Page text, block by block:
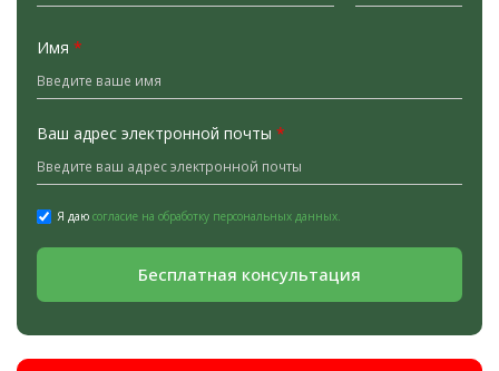
Имя *
Ваш адрес электронной почты *
Я даю согласие на обработку персональных данных.
Бесплатная консультация